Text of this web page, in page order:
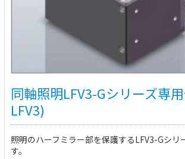
同軸照明LFV3-Gシリーズ専
LFV3)
照明のハーフミラー部を保護するLFV3-Gシリ
す。